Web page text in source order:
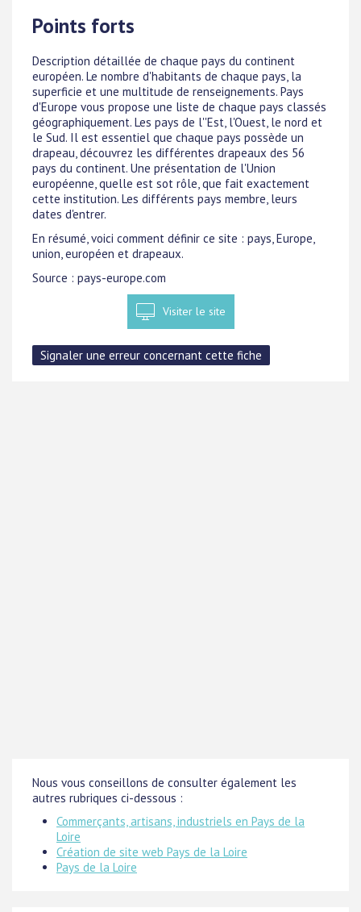
Points forts
Description détaillée de chaque pays du continent
européen. Le nombre d'habitants de chaque pays, la
superficie et une multitude de renseignements. Pays
d'Europe vous propose une liste de chaque pays classés
géographiquement. Les pays de l''Est, l'Ouest, le nord et
le Sud. Il est essentiel que chaque pays possède un
drapeau, découvrez les différentes drapeaux des 56
pays du continent. Une présentation de l'Union
européenne, quelle est sot rôle, que fait exactement
cette institution. Les différents pays membre, leurs
dates d'entrer.
En résumé, voici comment définir ce site : pays, Europe,
union, européen et drapeaux.
Source : pays-europe.com
Visiter le site
Nous vous conseillons de consulter également les
autres rubriques ci-dessous :
Commerçants, artisans, industriels en Pays de la
Loire
Création de site web Pays de la Loire
Pays de la Loire